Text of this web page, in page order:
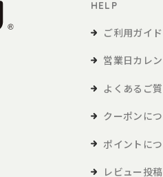
1．利用者は、本規約に同意の上、本規
2．利用者が未成年の場合、法定代理人の
1．利用者は、本サービスを利用するに
3．当社は、利用登録の申請者に以下の
・本規約に違反したことがある者から
HELP
ご利用ガイド
営業日カレ
よくあるご
クーポンに
ポイントに
レビュー投